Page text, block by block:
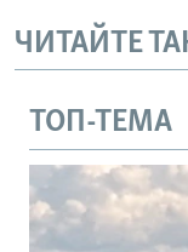
ЧИТАЙТЕ
ТОП-ТЕМА